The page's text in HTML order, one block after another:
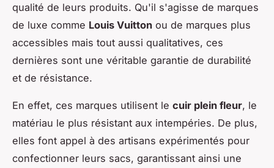
qualité de leurs produits. Qu'il s'agisse de marques
de luxe comme Louis Vuitton ou de marques plus
accessibles mais tout aussi qualitatives, ces
dernières sont une véritable garantie de durabilité
et de résistance.
En effet, ces marques utilisent le cuir plein fleur, le
matériau le plus résistant aux intempéries. De plus,
elles font appel à des artisans expérimentés pour
confectionner leurs sacs, garantissant ainsi une